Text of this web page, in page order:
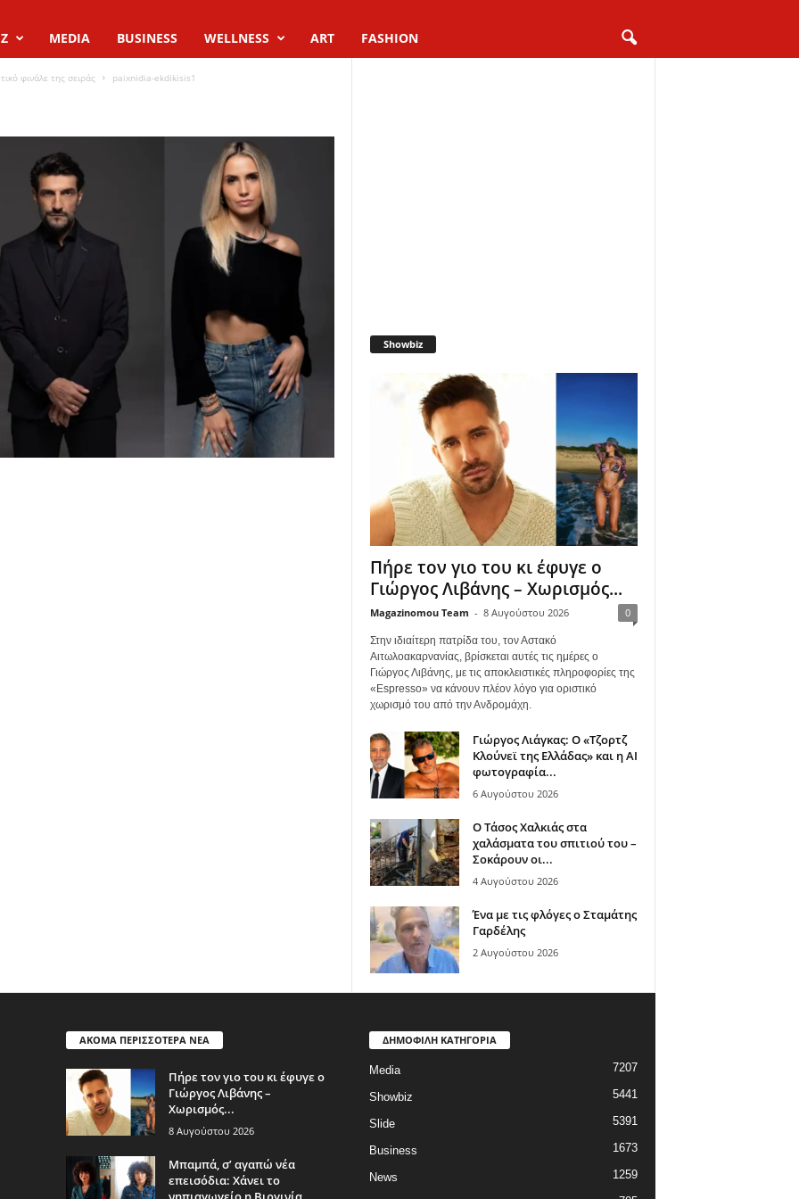
MEDIA BUSINESS WELLNESS ART FASHION
φινάλε της σειράς paixnidia-ekdikisis1
Showbiz
Πήρε τον γιο του κι έφυγε ο
Γιώργος Λιβάνης – Χωρισμός...
Magazinomou Team - 8 Αυγούστου 2026 0
Στην ιδιαίτερη πατρίδα του, τον Αστακό
Αιτωλοακαρνανίας, βρίσκεται αυτές τις ημέρες ο
Γιώργος Λιβάνης, με τις αποκλειστικές πληροφορίες της
«Espresso» να κάνουν πλέον λόγο για οριστικό
χωρισμό του από την Ανδρομάχη.
Γιώργος Λιάγκας: Ο «Τζορτζ
Κλούνεϊ της Ελλάδας» και η AI
φωτογραφία...
6 Αυγούστου 2026
Ο Τάσος Χαλκιάς στα
χαλάσματα του σπιτιού του –
Σοκάρουν οι...
4 Αυγούστου 2026
Ένα με τις φλόγες ο Σταμάτης
Γαρδέλης
2 Αυγούστου 2026
ΑΚΟΜΑ ΠΕΡΙΣΣΟΤΕΡΑ ΝΕΑ
Πήρε τον γιο του κι έφυγε ο
Γιώργος Λιβάνης –
Χωρισμός...
8 Αυγούστου 2026
Μπαμπά, σ’ αγαπώ νέα
επεισόδια: Χάνει το
ΔΗΜΟΦΙΛΗ ΚΑΤΗΓΟΡΙΑ
Media 7207
Showbiz 5441
Slide 5391
Business 1673
News 1259